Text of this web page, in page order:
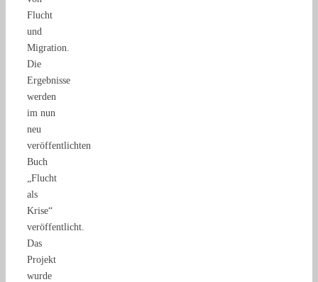
Flucht
und
Migration.
Die
Ergebnisse
werden
im nun
neu
veröffentlichten
Buch
„Flucht
als
Krise“
veröffentlicht.
Das
Projekt
wurde